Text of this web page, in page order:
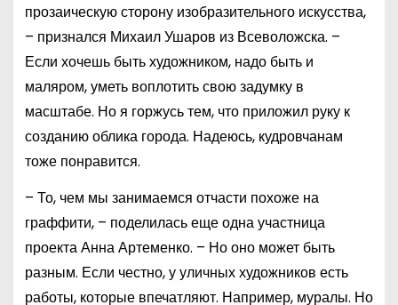
прозаическую сторону изобразительного искусства,
– признался Михаил Ушаров из Всеволожска. –
Если хочешь быть художником, надо быть и
маляром, уметь воплотить свою задумку в
масштабе. Но я горжусь тем, что приложил руку к
созданию облика города. Надеюсь, кудровчанам
тоже понравится.
– То, чем мы занимаемся отчасти похоже на
граффити, – поделилась еще одна участница
проекта Анна Артеменко. – Но оно может быть
разным. Если честно, у уличных художников есть
работы, которые впечатляют. Например, муралы. Но